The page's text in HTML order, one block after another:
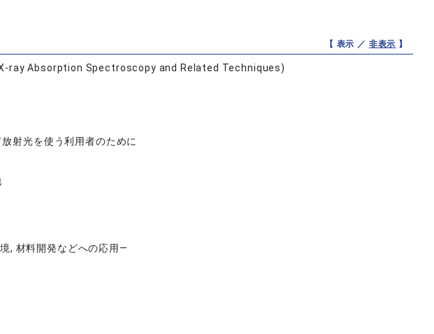
【 表示 ／ 非表示 】
ray Absorption Spectroscopy and Related Techniques)
射光を使う利用者のために
, 材料開発などへの応用―